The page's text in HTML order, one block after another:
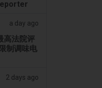
a day ago
高法院评
制调味电
2 days ago